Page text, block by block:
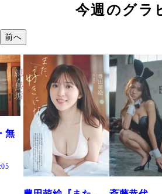
今週のグラ
前へ